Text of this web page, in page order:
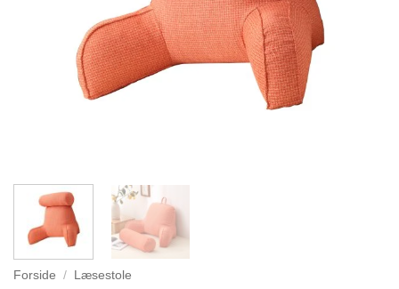
Forside / Læsestole